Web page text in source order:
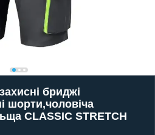
бриджі
шорти,чоловіча
CLASSIC STRETCH